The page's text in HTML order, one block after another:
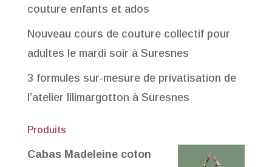
couture enfants et ados
Nouveau cours de couture collectif pour
adultes le mardi soir à Suresnes
3 formules sur-mesure de privatisation de
l’atelier lilimargotton à Suresnes
Produits
Cabas Madeleine coton